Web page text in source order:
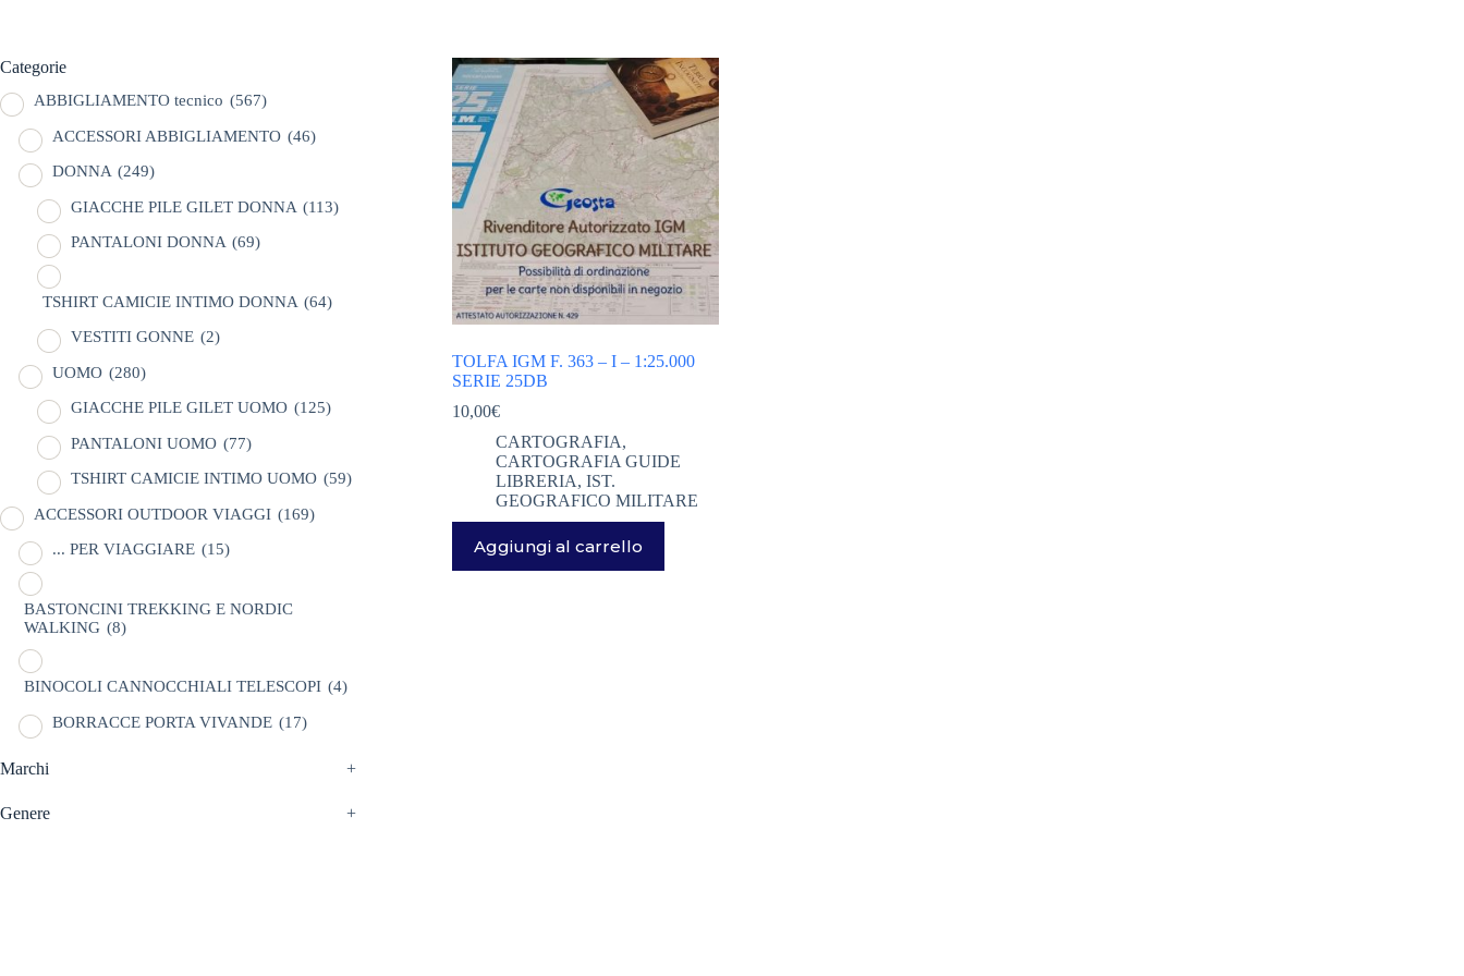
TOLFA IGM F. 363 – I – 1:25.000
SERIE 25DB
10,00€
CARTOGRAFIA,
CARTOGRAFIA GUIDE
LIBRERIA, IST.
GEOGRAFICO MILITARE
Aggiungi al carrello
Categorie
ABBIGLIAMENTO tecnico (567)
ACCESSORI ABBIGLIAMENTO (46)
DONNA (249)
GIACCHE PILE GILET DONNA (113)
PANTALONI DONNA (69)
TSHIRT CAMICIE INTIMO DONNA (64)
VESTITI GONNE (2)
UOMO (280)
GIACCHE PILE GILET UOMO (125)
PANTALONI UOMO (77)
TSHIRT CAMICIE INTIMO UOMO (59)
ACCESSORI OUTDOOR VIAGGI (169)
... PER VIAGGIARE (15)
BASTONCINI TREKKING E NORDIC
WALKING (8)
BINOCOLI CANNOCCHIALI TELESCOPI (4)
BORRACCE PORTA VIVANDE (17)
Marchi +
Genere +